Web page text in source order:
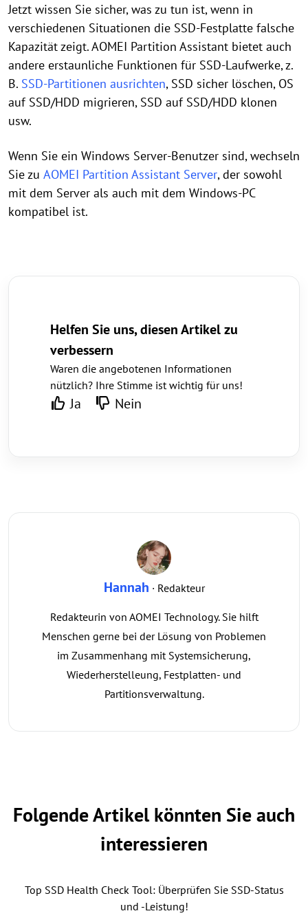
Jetzt wissen Sie sicher, was zu tun ist, wenn in
verschiedenen Situationen die SSD-Festplatte falsche
Kapazität zeigt. AOMEI Partition Assistant bietet auch
andere erstaunliche Funktionen für SSD-Laufwerke, z.
B. SSD-Partitionen ausrichten, SSD sicher löschen, OS
auf SSD/HDD migrieren, SSD auf SSD/HDD klonen
usw.
Wenn Sie ein Windows Server-Benutzer sind, wechseln
Sie zu AOMEI Partition Assistant Server, der sowohl
mit dem Server als auch mit dem Windows-PC
kompatibel ist.
Helfen Sie uns, diesen Artikel zu
verbessern
Waren die angebotenen Informationen
nützlich? Ihre Stimme ist wichtig für uns!
Ja Nein
Hannah · Redakteur
Redakteurin von AOMEI Technology. Sie hilft
Menschen gerne bei der Lösung von Problemen
im Zusammenhang mit Systemsicherung,
Wiederherstelleung, Festplatten- und
Partitionsverwaltung.
Folgende Artikel könnten Sie auch
interessieren
Top SSD Health Check Tool: Überprüfen Sie SSD-Status
und -Leistung!